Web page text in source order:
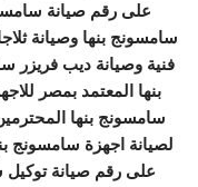
على رقم صيانة
سامسونج بنها وصيانة
فنية وصيانة ديب فريزر
بنها المعتمد بمصر
سامسونج بنها
لصيانة اجهزة سامسونج
على رقم صيانة توكيل